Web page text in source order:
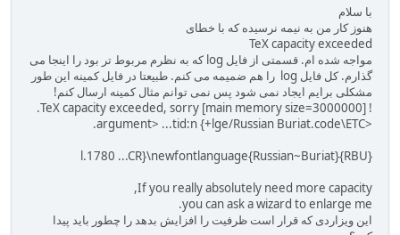
با سلام
هنوز کار من به نیمه نرسیده که با خطای
TeX capacity exceeded
مواجه شده ام. قسمتی از فایل log که به نظرم مربوط تر بود را اینجا می
گذارم. کل فایل log را هم ضمیمه می کنم. طبیعتا در فایل کمینه این طور
مشکلی برایم ایجاد نمی شود پس نمی توانم مثال کمینه ارسال کنم!
! TeX capacity exceeded, sorry [main memory size=3000000].
<argument> ...tid:n {+lge/Russian Buriat.code\ETC.
l.1780 ...CR}\newfontlanguage{Russian~Buriat}{RBU}
If you really absolutely need more capacity,
you can ask a wizard to enlarge me.
این ویزاردی که قرار است ظرفیت را افزایش بدهد را چطور باید پیدا